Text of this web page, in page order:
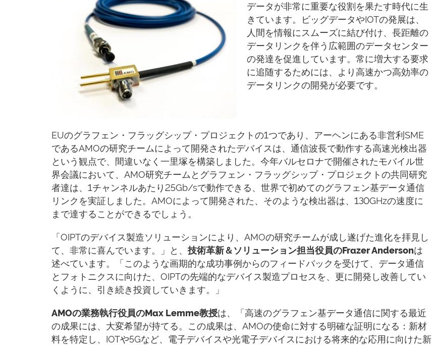
データが非常に重要な役割を果たす時代に生
きています。ビッグデータやIOTの発展は、
人間を情報にスムーズに結び付け、長距離の
データリンクを伴う広範囲のデータセンター
の発達を促進しています。常に増大する要求
に追随するためには、より高速かつ高効率の
データリンクの開発が必要です。
EUのグラフェン・フラッグシップ・プロジェクトの1つであり、アーヘンにある非営利SME
であるAMOの研究チームによって開発されたデバイスは、通信波長で動作する高速光検出器
という観点で、間違いなく一里塚を構築しました。今年バルセロナで開催されたモバイル世
界会議において、AMO研究チームとグラフェン・フラッグシップ・プロジェクトの共同研究
者達は、1チャンネルあたり25Gb/sで動作できる、世界で初めてのグラフェン基データ通信
リンクを実証しました。AMOによって開発された、そのような検出器は、130GHzの速度に
まで達することができるでしょう。
「OIPTのデバイス製造ソリューションにより、AMOの研究チームが成し遂げた進化を拝見し
て、非常に喜んでいます。」と、 技術革新＆ソリューション担当役員のFrazer Andersonは
述べています。「このような画期的な成功事例からのフィードバックを受けて、データ通信
とフォトニクスに向けた、OIPTの先端的なデバイス製造プロセスを、更に開発し改善してい
くように、引き続き投資していきます。」
AMOの業務執行役員のMax Lemme教授は、「高速のグラフェン基データ通信に関する最近
の成果には、大変希望が持てる。この成果は、AMOの使命に対する明確な証明になる：新材
料を特定し、IOTや5Gなど、電子デバイスや光電子デバイスにおける将来的な応用に向けた新